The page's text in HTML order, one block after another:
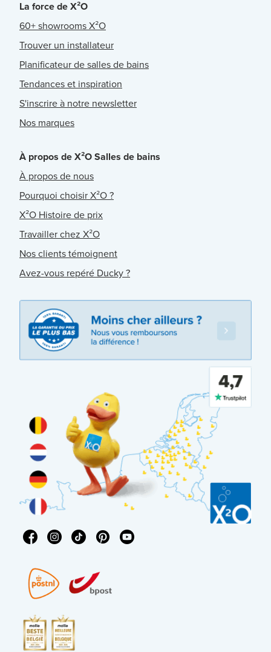
La force de X²O
60+ showrooms X²O
Trouver un installateur
Planificateur de salles de bains
Tendances et inspiration
S'inscrire à notre newsletter
Nos marques
À propos de X²O Salles de bains
À propos de nous
Pourquoi choisir X²O ?
X²O Histoire de prix
Travailler chez X²O
Nos clients témoignent
Avez-vous repéré Ducky ?